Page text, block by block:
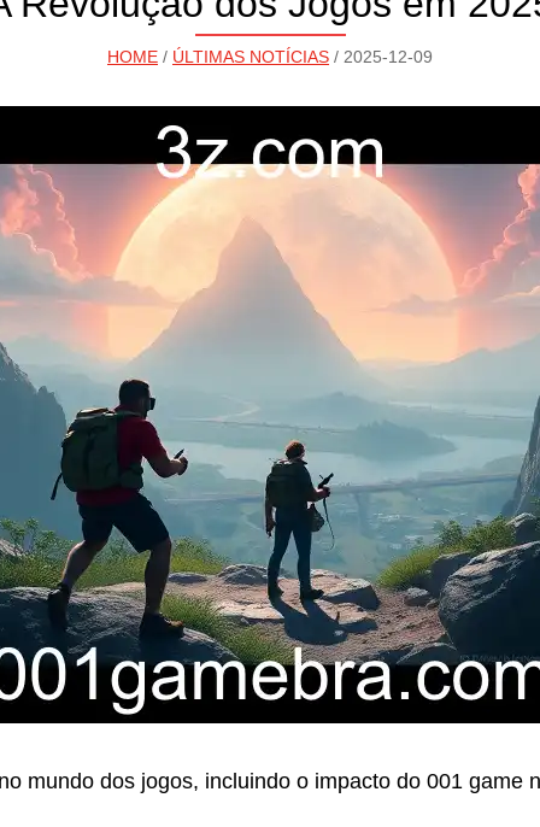
HOME / ÚLTIMAS NOTÍCIAS / 2025-12-09
mundo dos jogos, incluindo o impacto do 001 game